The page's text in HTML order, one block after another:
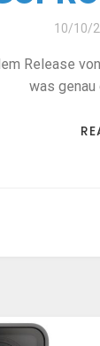
10/10/
Release
was genau